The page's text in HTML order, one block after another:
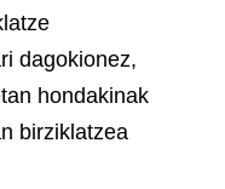
dagokionez,
hondakinak
birziklatzea